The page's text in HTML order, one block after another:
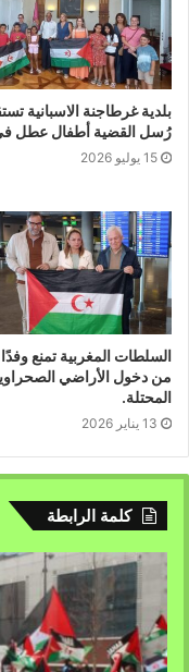
بلدية غرطاجنة الاسبانية
رُسل القضية أطفال عطل
15 يوليو 2026
السلطات المغربية تمنع وفدًا
من دخول الأراضي
المحتلة.
13 يناير 2026
كلمة الرابطة